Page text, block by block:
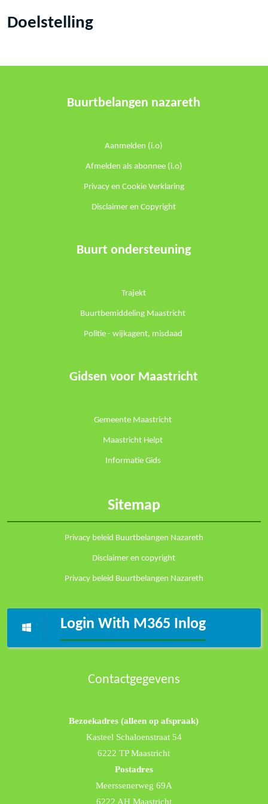
Doelstelling
Buurtbelangen nazareth
Aanmelden (i.o)
Afmelden als abonnee (i.o)
Privacy en Cookie Verklaring
Disclaimer en Copyright
Buurt ondersteuning
Trajekt
Buurtbemiddeling Maastricht
Politie - wijkagent, misdaad
Gidsen voor Maastricht
Gemeente Maastricht
Maastricht Helpt
Informatie Gids
Sitemap
Privacy beleid Buurtbelangen Nazareth
Disclaimer en copyright
Privacy beleid Buurtbelangen Nazareth
Login With M365 Inlog
Contactgegevens
Bezoekadres (alleen op afspraak)
Kasteel Schaloenstraat 54
6222 TP Maastricht
Postadres
Meerssenerweg 69A
6222 AH Maastricht